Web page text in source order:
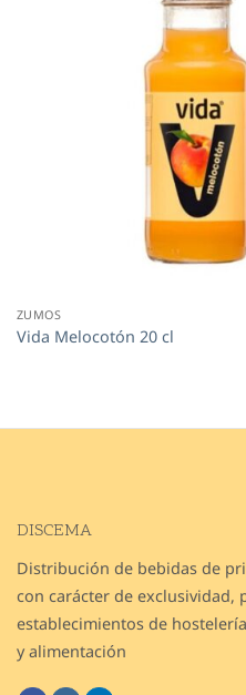
ZUMOS
Vida Melocotón 20 cl
DISCEMA
Distribución de bebidas de
con carácter de exclusividad,
establecimientos de
y alimentación